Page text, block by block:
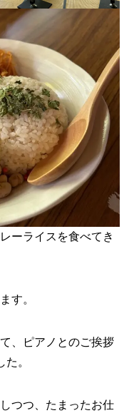
ーライスを食べてき
す。
、ピアノとのご挨拶
。
つつ、たまったお仕